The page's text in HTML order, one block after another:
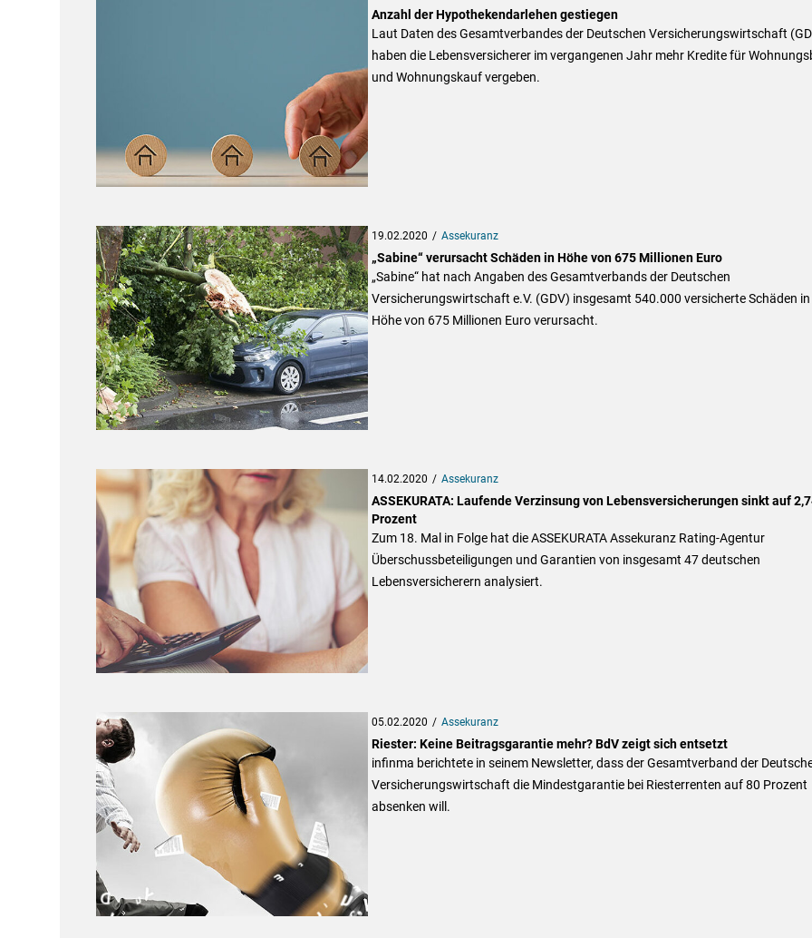
Anzahl der Hypothekendarlehen gestiegen
Laut Daten des Gesamtverbandes der Deutschen Versicherungswirtschaft
haben die Lebensversicherer im vergangenen Jahr mehr Kredite für
und Wohnungskauf vergeben.
19.02.2020 Assekuranz
„Sabine“ verursacht Schäden in Höhe von 675 Millionen Euro
„Sabine“ hat nach Angaben des Gesamtverbands der Deutschen
Versicherungswirtschaft e.V. (GDV) insgesamt 540.000 versicherte Schäden in
Höhe von 675 Millionen Euro verursacht.
14.02.2020 Assekuranz
ASSEKURATA: Laufende Verzinsung von Lebensversicherungen sinkt auf
Prozent
Zum 18. Mal in Folge hat die ASSEKURATA Assekuranz Rating-Agentur
Überschussbeteiligungen und Garantien von insgesamt 47 deutschen
Lebensversicherern analysiert.
05.02.2020 Assekuranz
Riester: Keine Beitragsgarantie mehr? BdV zeigt sich entsetzt
infinma berichtete in seinem Newsletter, dass der Gesamtverband der
Versicherungswirtschaft die Mindestgarantie bei Riesterrenten auf 80 Prozent
absenken will.